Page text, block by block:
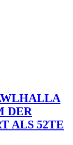
DER
ALS 52TE